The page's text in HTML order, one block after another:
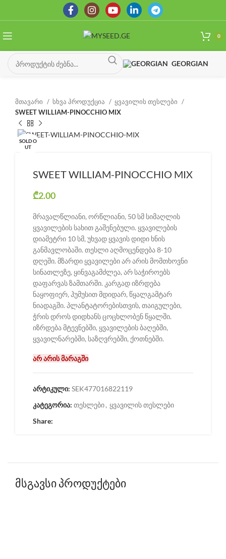
0
GEORGIAN
მთავარი სხვა პროდუქცია
ყვავილის თესლები
SWEET WILLIAM-PINOCCHIO MIX
SOLD O
UT
SWEET WILLIAM-PINOCCHIO MIX
₾2.00
მრავალწლიანი, ორწლიანი, 50 სმ სიმაღლის
ყვავილების სახით გაშენებული. ყვავილების
დიამეტრი 10 სმ, უხვად ყვავის დიდი ხნის
განმავლობაში. თესლი აღმოცენდება 8-10
დღეში. მზარდი ყვავილები არ არის მომთხოვნი
სინათლეზე, ყინვაგამძლეა, არ საჭიროებს
დაფარვას ზამთარში. კარგად იზრდება
ნაყოფიერ, ჰუმუსით მდიდარ, წყალგამტარ
ნიადაგში. პლანტატორებისთვის, თაიგულები,
ჭრის დროს დიდხანს ცოცხლობენ წყალში.
იზრდება მტევნებში, ყვავილების ბაღებში,
ყვავილნარებში, საზღვრებში, ქოთნებში.
არ არის მარაგში
არტიკული: SEK477016822119
კატეგორია: თესლები, ყვავილის თესლები
Share:
მსგავსი პროდუქტები